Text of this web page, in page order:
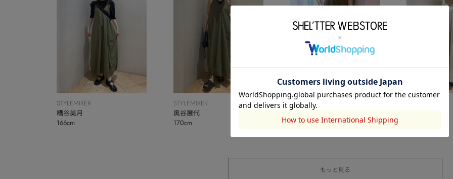
STYLEMIXER
糟谷美月
166cm
STYLEMIXER
奥谷展代
170cm
STYLEMIXER
近藤梨紗
159cm
もっと見る